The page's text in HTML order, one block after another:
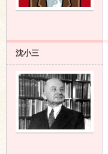
沈小三